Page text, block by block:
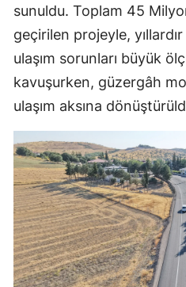
sunuldu. Toplam 45
geçirilen projeyle, yıllardır
ulaşım sorunları büyük
kavuşurken, güzergâh
ulaşım aksına